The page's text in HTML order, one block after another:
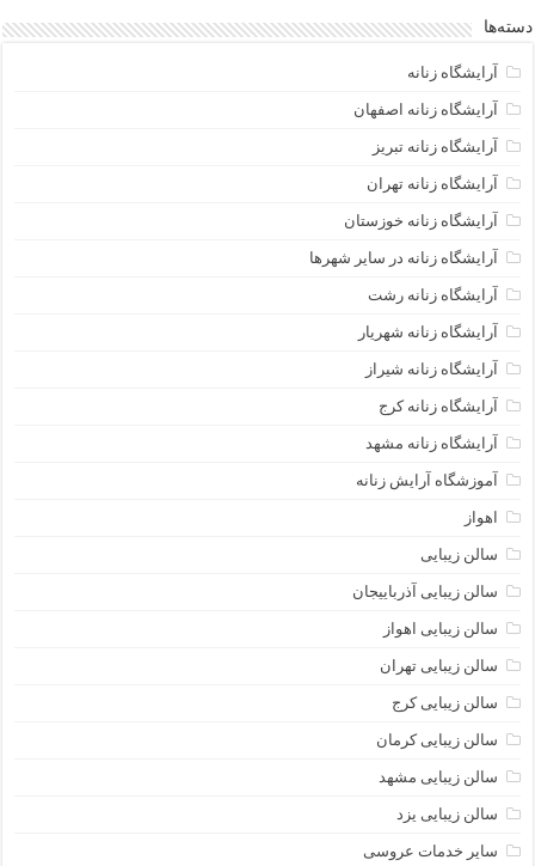
دسته‌ها
آرایشگاه زنانه
آرایشگاه زنانه اصفهان
آرایشگاه زنانه تبریز
آرایشگاه زنانه تهران
آرایشگاه زنانه خوزستان
آرایشگاه زنانه در سایر شهرها
آرایشگاه زنانه رشت
آرایشگاه زنانه شهریار
آرایشگاه زنانه شیراز
آرایشگاه زنانه کرج
آرایشگاه زنانه مشهد
آموزشگاه آرایش زنانه
اهواز
سالن زیبایی
سالن زیبایی آذرباییجان
سالن زیبایی اهواز
سالن زیبایی تهران
سالن زیبایی کرج
سالن زیبایی کرمان
سالن زیبایی مشهد
سالن زیبایی یزد
سایر خدمات عروسی